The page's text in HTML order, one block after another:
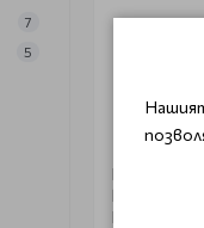
7
5
Шампоан
коса/
Blend